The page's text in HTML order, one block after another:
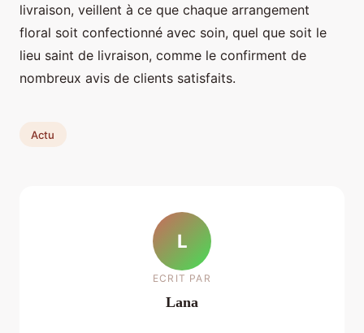
livraison, veillent à ce que chaque arrangement
floral soit confectionné avec soin, quel que soit le
lieu saint de livraison, comme le confirment de
nombreux avis de clients satisfaits.
Actu
L
ECRIT PAR
Lana